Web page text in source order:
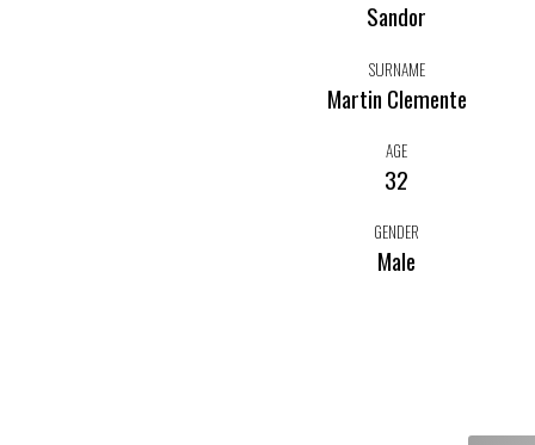
Sandor
SURNAME
Martin Clemente
AGE
32
GENDER
Male